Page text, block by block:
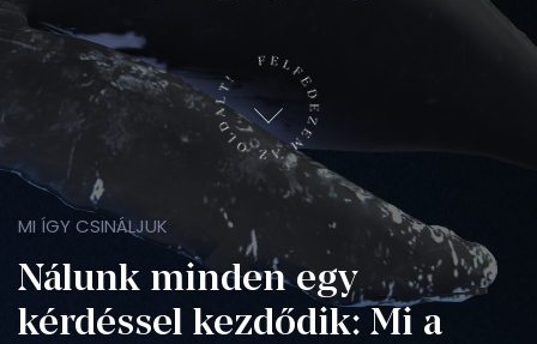
MI ÍGY CSINÁLJUK
Nálunk minden egy
kérdéssel kezdődik: Mi a